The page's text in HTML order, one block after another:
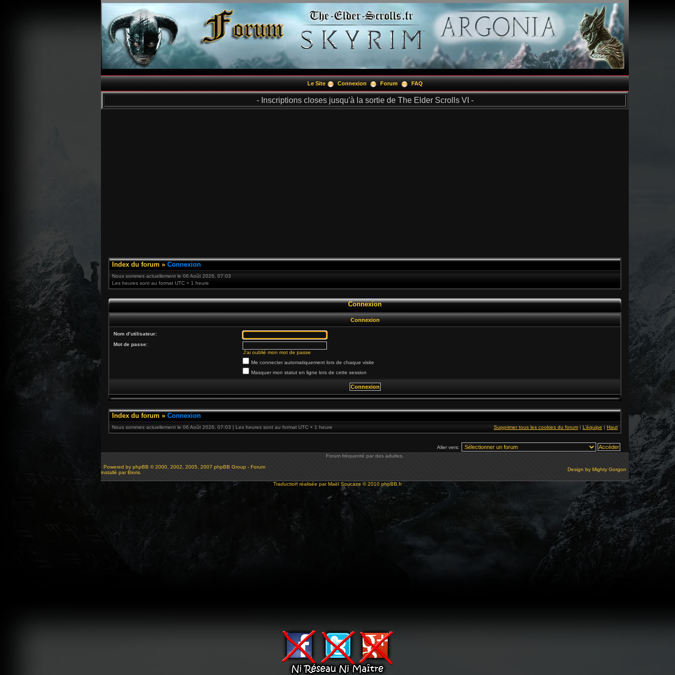
Le Site Connexion Forum FAQ
- Inscriptions closes jusqu'à la sortie de The Elder Scrolls VI -
Index du forum » Connexion
Nous sommes actuellement le 06 Août 2026, 07:03
Les heures sont au format UTC + 1 heure
Connexion
Connexion
Nom d’utilisateur:
Mot de passe:
J’ai oublié mon mot de passe
Me connecter automatiquement lors de chaque visite
Masquer mon statut en ligne lors de cette session
Index du forum » Connexion
Nous sommes actuellement le 06 Août 2026, 07:03 | Les heures sont au format UTC + 1 heure Supprimer tous les cookies du forum | L’équipe | Haut
Aller vers:
Forum fréquenté par des adultes.
Powered by phpBB © 2000, 2002, 2005, 2007 phpBB Group - Forum
installé par Bioris.
Design by Mighty Gorgon
Traduction réalisée parMaël Soucaze © 2010 phpBB.fr